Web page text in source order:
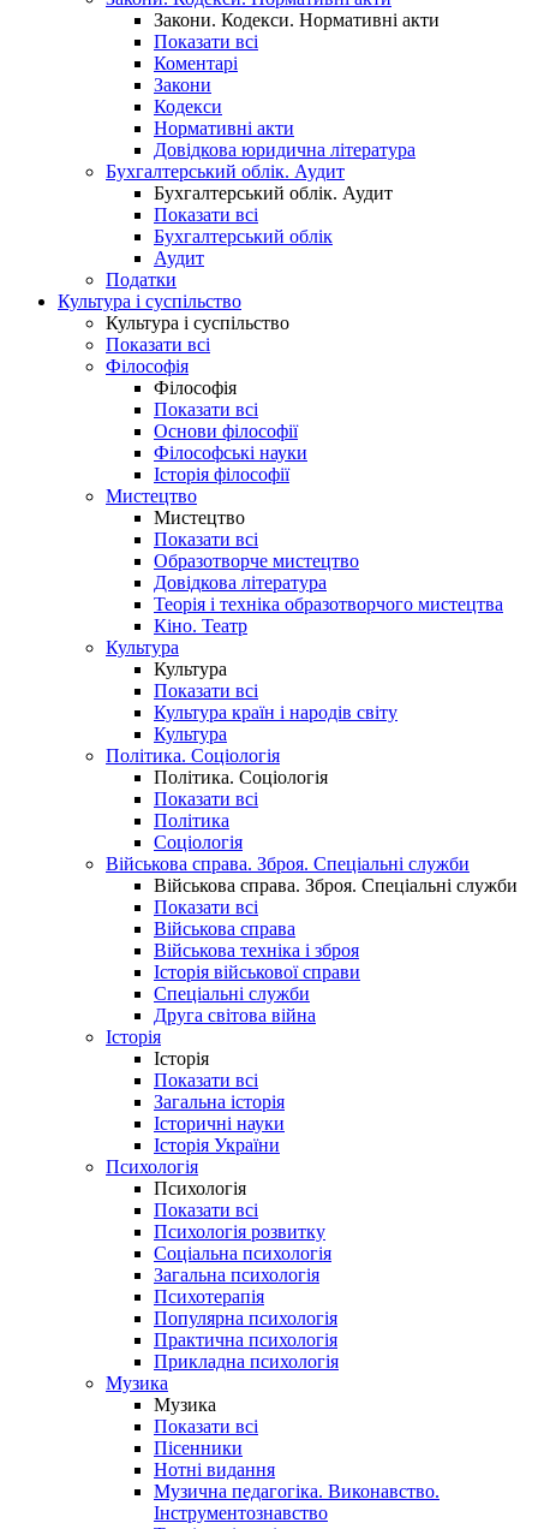
Закони. Кодекси. Нормативні акти
Показати всі
Коментарі
Закони
Кодекси
Нормативні акти
Довідкова юридична література
Бухгалтерський облік. Аудит
Бухгалтерський облік. Аудит
Показати всі
Бухгалтерський облік
Аудит
Податки
Культура і суспільство
Культура і суспільство
Показати всі
Філософія
Філософія
Показати всі
Основи філософії
Філософські науки
Історія філософії
Мистецтво
Мистецтво
Показати всі
Образотворче мистецтво
Довідкова література
Теорія і техніка образотворчого мистецтва
Кіно. Театр
Культура
Культура
Показати всі
Культура країн і народів світу
Культура
Політика. Соціологія
Політика. Соціологія
Показати всі
Політика
Соціологія
Військова справа. Зброя. Спеціальні служби
Військова справа. Зброя. Спеціальні служби
Показати всі
Військова справа
Військова техніка і зброя
Історія військової справи
Спеціальні служби
Друга світова війна
Історія
Історія
Показати всі
Загальна історія
Історичні науки
Історія України
Психологія
Психологія
Показати всі
Психологія розвитку
Соціальна психологія
Загальна психологія
Психотерапія
Популярна психологія
Практична психологія
Прикладна психологія
Музика
Музика
Показати всі
Пісенники
Нотні видання
Музична педагогіка. Виконавство.
Інструментознавство